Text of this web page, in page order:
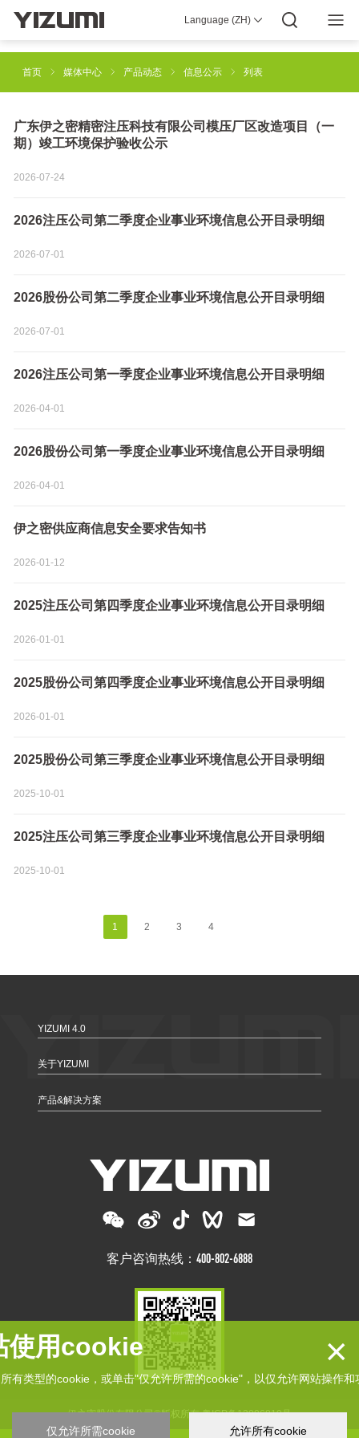
Language (ZH)
×
使用cookie
有类型的cookie，或单击"仅允许所需的cookie"，以仅允许网站操作
仅允许所需cookie 允许所有cookie
智能制造解决方案
企业介绍 YIZUMI全球 全球智慧
YIZUMI绿色
下载专区
首页
媒体中心 产品动态 信息公示 列表
广东伊之密精密注压科技有限公司模压厂区改造项目（一
期）竣工环境保护验收公示
2026-07-24
2026注压公司第二季度企业事业环境信息公开目录明细
2026-07-01
2026股份公司第二季度企业事业环境信息公开目录明细
2026-07-01
2026注压公司第一季度企业事业环境信息公开目录明细
2026-04-01
2026股份公司第一季度企业事业环境信息公开目录明细
2026-04-01
伊之密供应商信息安全要求告知书
2026-01-12
2025注压公司第四季度企业事业环境信息公开目录明细
2026-01-01
2025股份公司第四季度企业事业环境信息公开目录明细
2026-01-01
2025股份公司第三季度企业事业环境信息公开目录明细
2025-10-01
2025注压公司第三季度企业事业环境信息公开目录明细
2025-10-01
1 2 3 4
客户咨询热线：400-802-6888
YIZUMI 4.0
关于YIZUMI
产品&解决方案
伊之密股份有限公司©版权所有粤ICP备13006819号